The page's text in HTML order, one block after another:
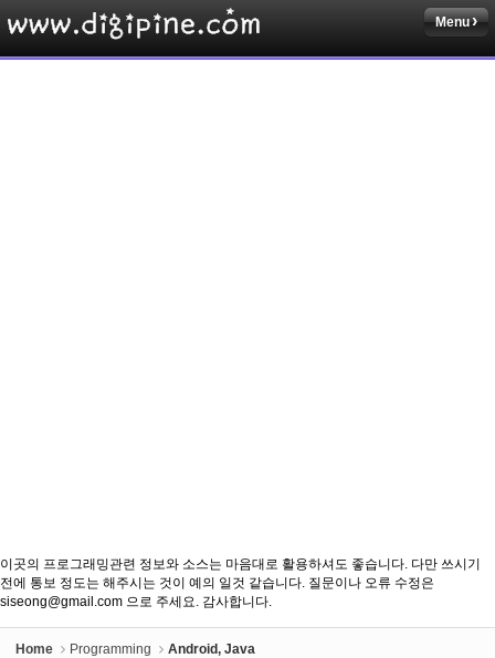
Menu
이곳의 프로그래밍관련 정보와 소스는 마음대로 활용하셔도 좋습니다. 다만 쓰시기
전에 통보 정도는 해주시는 것이 예의 일것 같습니다. 질문이나 오류 수정은
siseong@gmail.com 으로 주세요. 감사합니다.
Home Programming Android, Java
Sketchbook5, 스케치북5